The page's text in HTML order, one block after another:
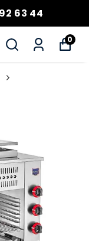
63 44
0